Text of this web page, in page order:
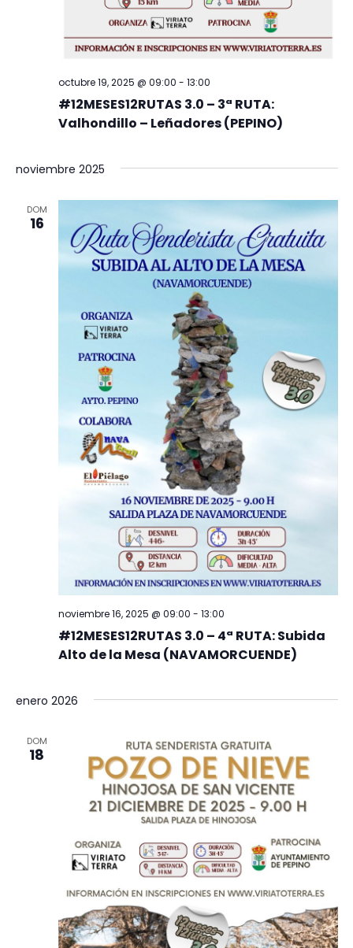
#12MESES12RUTAS 3.0 – 3ª RUTA:
Valhondillo – Leñadores (PEPINO)
octubre 19, 2025 @ 09:00 - 13:00
noviembre 2025
DOM
16
#12MESES12RUTAS 3.0 – 4ª RUTA: Subida
Alto de la Mesa (NAVAMORCUENDE)
noviembre 16, 2025 @ 09:00 - 13:00
enero 2026
DOM
18